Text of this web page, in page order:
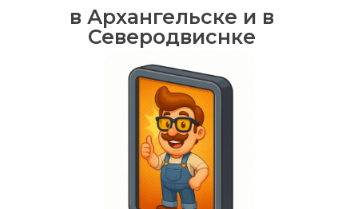
в Архангельске и в
Северодвиснке